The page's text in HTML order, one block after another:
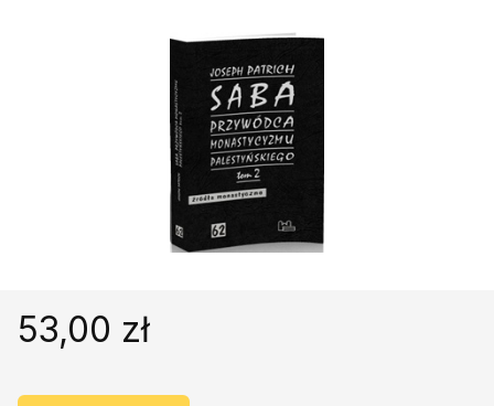
Podręczniki szkolne
53,00 zł